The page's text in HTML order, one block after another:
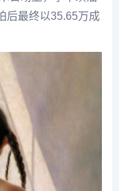
后最终以35.65万成